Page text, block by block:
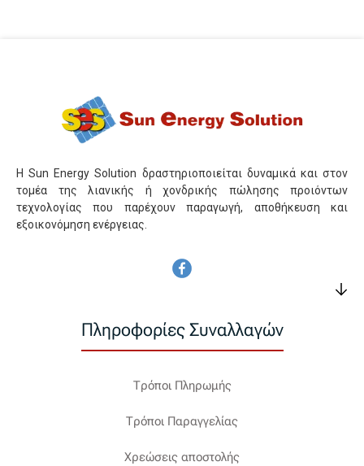
Η Sun Energy Solution δραστηριοποιείται δυναμικά και στον
τομέα της λιανικής ή χονδρικής πώλησης προιόντων
τεχνολογίας που παρέχουν παραγωγή, αποθήκευση και
εξοικονόμηση ενέργειας.
Πληροφορίες Συναλλαγών
Τρόποι Πληρωμής
Τρόποι Παραγγελίας
Χρεώσεις αποστολής